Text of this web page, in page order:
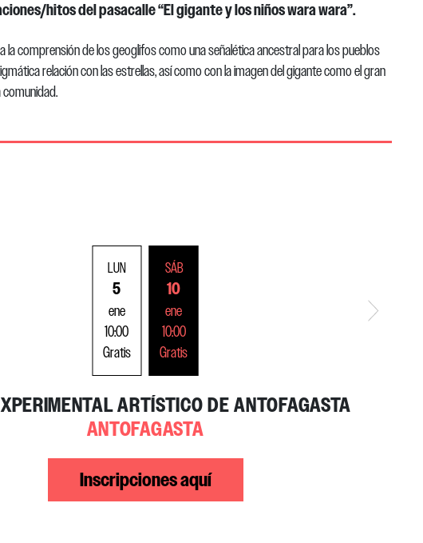
hitos del pasacalle “El gigante y los niños wara wara”.
la comprensión de los geoglifos como una señalética ancestral para los pueblos
relación con las estrellas, así como con la imagen del gigante como el gran
comunidad.
LUN
5
ene
10:00
Gratis
SÁB
10
ene
10:00
Gratis
IQUIQUE
ARTÍSTICO DE ANTOFAGASTA
ANTOFAGASTA
Inscripciones aquí